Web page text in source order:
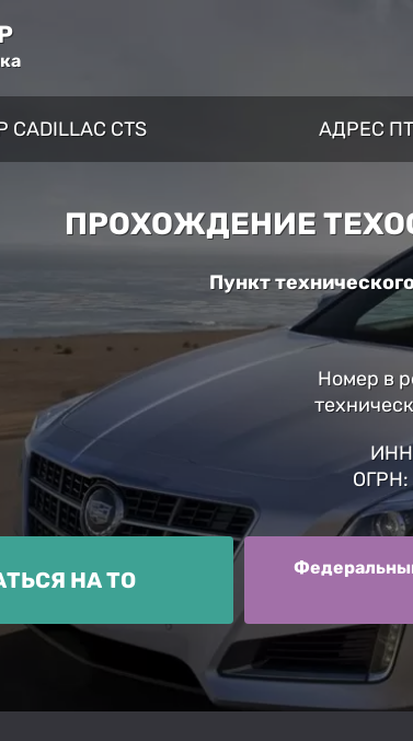
CTS АДРЕС
ПРОХОЖДЕНИЕ
Пункт
Номер в
ОГРН:
НА ТО